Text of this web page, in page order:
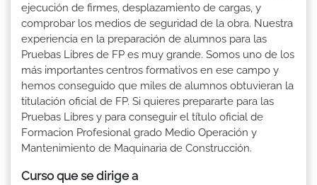
ejecución de firmes, desplazamiento de cargas, y
comprobar los medios de seguridad de la obra. Nuestra
experiencia en la preparación de alumnos para las
Pruebas Libres de FP es muy grande. Somos uno de los
más importantes centros formativos en ese campo y
hemos conseguido que miles de alumnos obtuvieran la
titulación oficial de FP. Si quieres prepararte para las
Pruebas Libres y para conseguir el título oficial de
Formacion Profesional grado Medio Operación y
Mantenimiento de Maquinaria de Construcción.
Curso que se dirige a